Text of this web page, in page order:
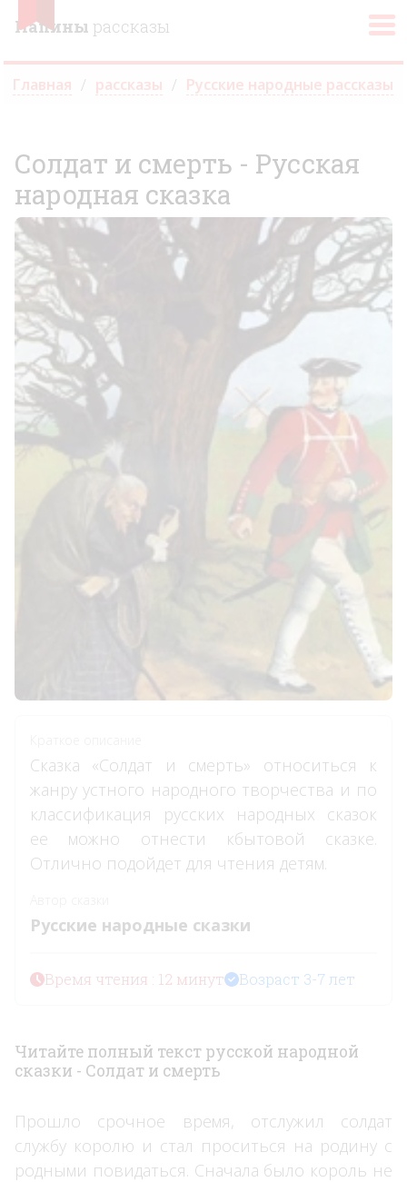
Папины рассказы
Главная рассказы Русские народные рассказы
Солдат и смерть - Русская
народная сказка
Сказка «Солдат и смерть» относиться к
жанру устного народного творчества и по
классификация русских народных сказок
ее можно отнести кбытовой сказке.
Отлично подойдет для чтения детям.
Русские народные сказки
Время чтения : 12 минут Возраст 3-7 лет
Читайте полный текст русской народной
сказки - Солдат и смерть
Прошло срочное время, отслужил солдат
службу королю и стал проситься на родину с
родными повидаться. Сначала было король не